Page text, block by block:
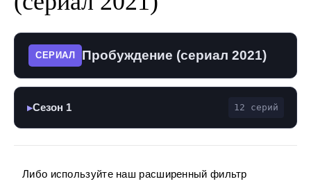
СЕРИАЛ Пробуждение (сериал 2021)
▶Сезон 1 12 серий
Либо используйте наш расширенный фильтр